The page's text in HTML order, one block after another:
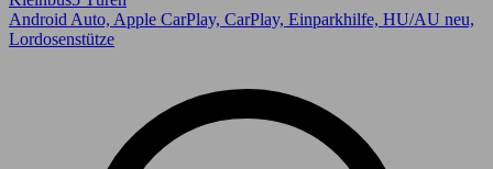
Android Auto, Apple CarPlay, CarPlay, Einparkhilfe, HU/AU neu,
Lordosenstütze